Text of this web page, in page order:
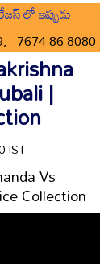
లో ఇప్పుడు
7674 86 8080
|
IST
Vs
Collection